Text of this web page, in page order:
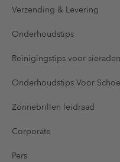
Verzending & Levering
Onderhoudstips
Reinigingstips voor sieraden
Onderhoudstips Voor
Zonnebrillen leidraad
Corporate
Pers